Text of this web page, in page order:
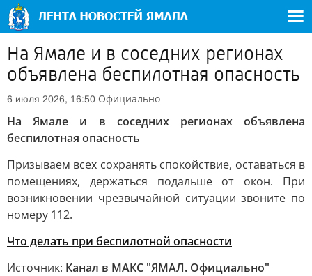
На Ямале и в соседних регионах
объявлена беспилотная опасность
6 июля 2026, 16:50 Официально
На Ямале и в соседних регионах объявлена
беспилотная опасность
Призываем всех сохранять спокойствие, оставаться в
помещениях, держаться подальше от окон. При
возникновении чрезвычайной ситуации звоните по
номеру 112.
Что делать при беспилотной опасности
Источник: Канал в МАКС "ЯМАЛ. Официально"